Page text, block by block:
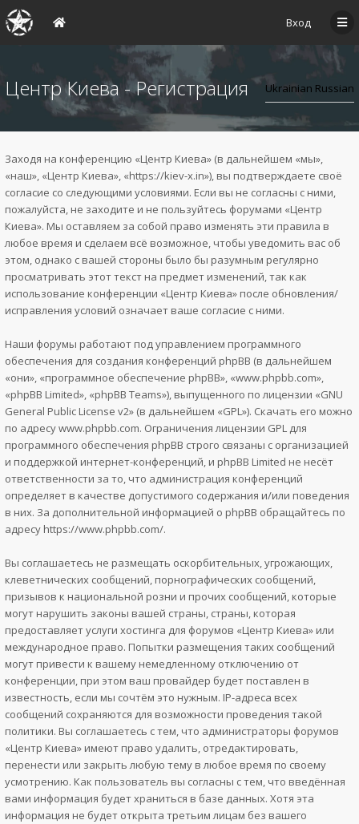
Вход
Центр Киева - Регистрация
Заходя на конференцию «Центр Киева» (в дальнейшем «мы»,
«наш», «Центр Киева», «https://kiev-x.in»), вы подтверждаете своё
согласие со следующими условиями. Если вы не согласны с ними,
пожалуйста, не заходите и не пользуйтесь форумами «Центр
Киева». Мы оставляем за собой право изменять эти правила в
любое время и сделаем всё возможное, чтобы уведомить вас об
этом, однако с вашей стороны было бы разумным регулярно
просматривать этот текст на предмет изменений, так как
использование конференции «Центр Киева» после обновления/
исправления условий означает ваше согласие с ними.
Наши форумы работают под управлением программного
обеспечения для создания конференций phpBB (в дальнейшем
«они», «программное обеспечение phpBB», «www.phpbb.com»,
«phpBB Limited», «phpBB Teams»), выпущенного по лицензии «GNU
General Public License v2» (в дальнейшем «GPL»). Скачать его можно
по адресуwww.phpbb.com. Ограничения лицензии GPL для
программного обеспечения phpBB строго связаны с организацией
и поддержкой интернет-конференций, и phpBB Limited не несёт
ответственности за то, что администрация конференций
определяет в качестве допустимого содержания и/или поведения
в них. За дополнительной информацией о phpBB обращайтесь по
адресу https://www.phpbb.com/.
Вы соглашаетесь не размещать оскорбительных, угрожающих,
клеветнических сообщений, порнографических сообщений,
призывов к национальной розни и прочих сообщений, которые
могут нарушить законы вашей страны, страны, которая
предоставляет услуги хостинга для форумов «Центр Киева» или
международное право. Попытки размещения таких сообщений
могут привести к вашему немедленному отключению от
конференции, при этом ваш провайдер будет поставлен в
известность, если мы сочтём это нужным. IP-адреса всех
сообщений сохраняются для возможности проведения такой
политики. Вы соглашаетесь с тем, что администраторы форумов
«Центр Киева» имеют право удалить, отредактировать,
перенести или закрыть любую тему в любое время по своему
усмотрению. Как пользователь вы согласны с тем, что введённая
вами информация будет храниться в базе данных. Хотя эта
информация не будет открыта третьим лицам без вашего